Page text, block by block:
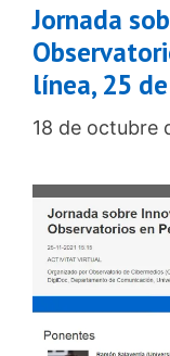
Jornada
línea, 25
18 de octubre